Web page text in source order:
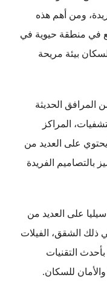
ومن أهم هذه
في منطقة حيوية في
بيئة مريحة
المرافق الحديثة
المراكز
يحتوي على العديد من
بالتصاميم الفريدة
على العديد من
ذلك الشقق، الفيلات
التقنيات
والأمان للسكان.